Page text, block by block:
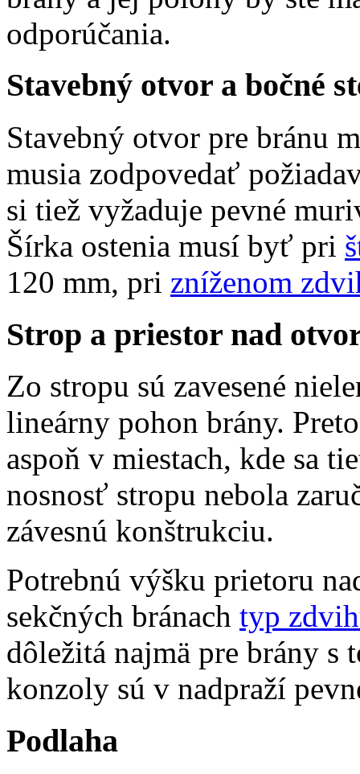
odporúčania.
Stavebný otvor a bočné
Stavebný otvor pre bránu
musia zodpovedať
si tiež vyžaduje pevné
Šírka ostenia musí byť pri
120 mm, pri zníženom
Strop a priestor nad
Zo stropu sú zavesené
lineárny pohon brány.
aspoň v miestach, kde sa
nosnosť stropu nebola
závesnú konštrukciu.
Potrebnú výšku prietoru
sekčných bránach typ
dôležitá najmä pre brány
konzoly sú v nadpraží
Podlaha